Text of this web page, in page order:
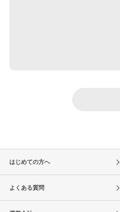
はじめての方へ
よくある質問